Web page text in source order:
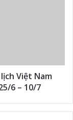
Việt Nam
6 – 10/7